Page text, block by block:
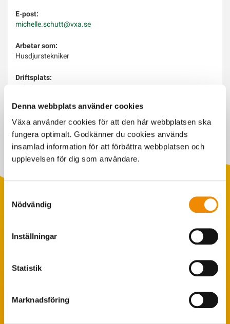
Denna webbplats använder cookies
Växa använder cookies för att den här webbplatsen ska
fungera optimalt. Godkänner du cookies används
insamlad information för att förbättra webbplatsen och
upplevelsen för dig som användare.
Nödvändig
Inställningar
Statistik
Marknadsföring
E-post:
michelle.schutt@vxa.se
Arbetar som:
Husdjurstekniker
Driftsplats:
Laholm
Arbetar med:
Semin, dräktighetsundersökning, avhorning
Avbytarservice
Kokontrollen